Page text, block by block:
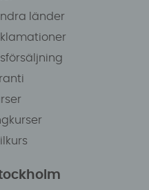
länder